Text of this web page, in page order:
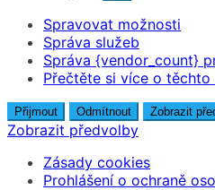
Spravovat možnosti
Správa služeb
Správa {vendor_count}
Přečtěte si více o těchto
Přijmout Odmítnout Zobrazit
Zobrazit předvolby
Zásady cookies
Prohlášení o ochraně